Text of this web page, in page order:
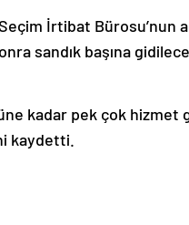
İrtibat Bürosu’nun
sandık başına
kadar pek çok
kaydetti.